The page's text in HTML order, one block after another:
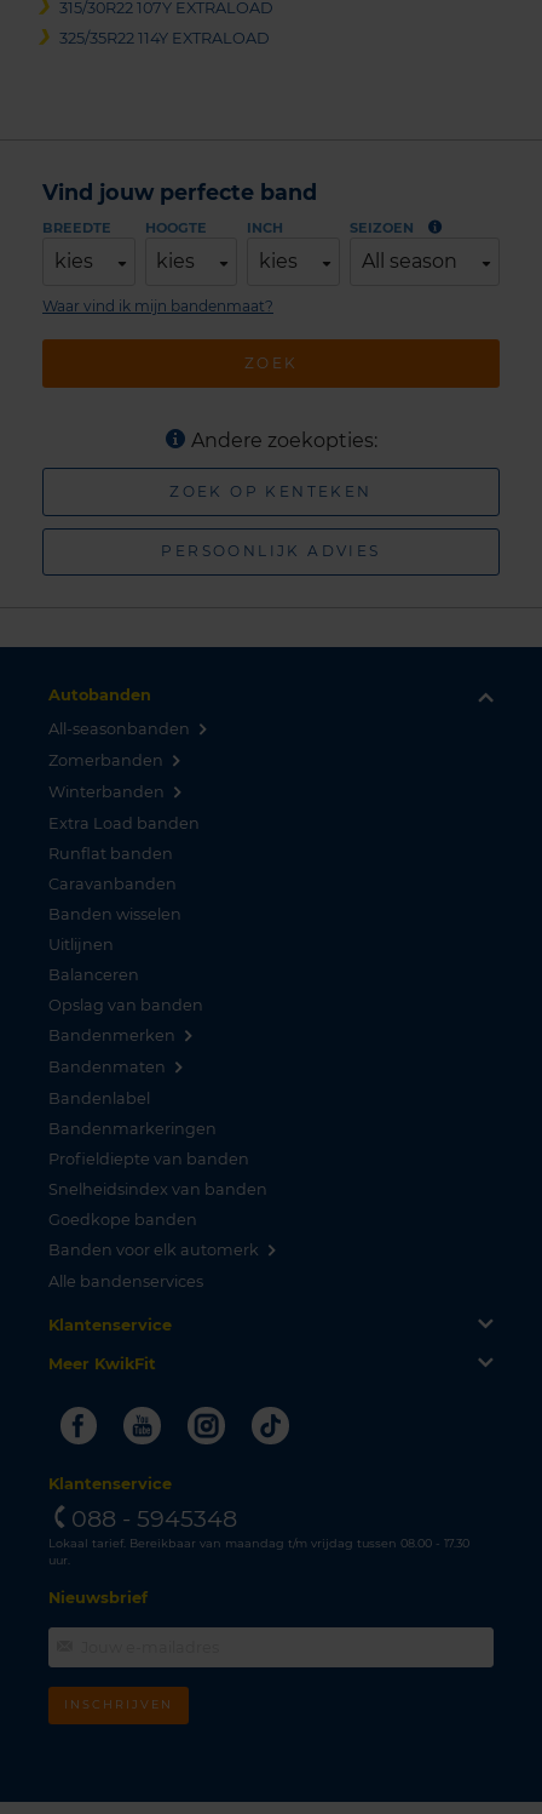
315/30R22 107Y EXTRALOAD
325/35R22 114Y EXTRALOAD
Vind jouw perfecte band
BREEDTE
kies
HOOGTE
kies
INCH
kies
SEIZOEN
All season
ZOEK
Waar vind ik mijn bandenmaat?
Andere zoekopties:
ZOEK OP KENTEKEN
PERSOONLIJK ADVIES
Autobanden
All-seasonbanden
Zomerbanden
Winterbanden
Extra Load banden
Runflat banden
Caravanbanden
Banden wisselen
Uitlijnen
Balanceren
Opslag van banden
Bandenmerken
Bandenmaten
Bandenlabel
Bandenmarkeringen
Profieldiepte van banden
Snelheidsindex van banden
Goedkope banden
Banden voor elk automerk
Alle bandenservices
Klantenservice
Meer KwikFit
FacebookYoutubeInstagram
Tiktok
Klantenservice
088 - 5945348
Lokaal tarief. Bereikbaar van maandag t/m vrijdag tussen 08.00 - 17.30
uur.
Nieuwsbrief
INSCHRIJVEN